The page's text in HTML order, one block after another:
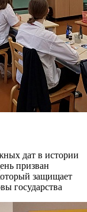
дат в истории
призван
защищает
государства